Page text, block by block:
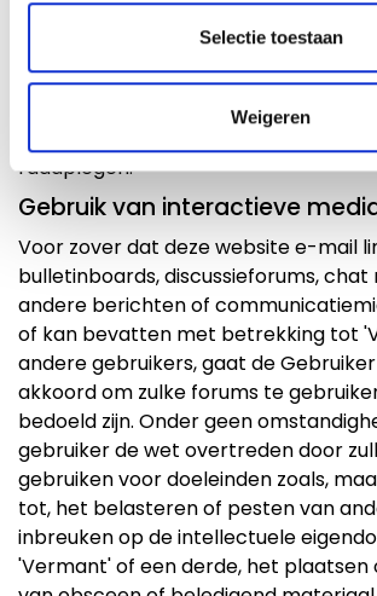
Selectie toestaan
Weigeren
Gebruiker behoudt 'Vermant' zich
naar eigen goeddunken de
van de website te ontzeggen of de
raadplegen.
Gebruik van interactieve
Voor zover dat deze website e-mail
bulletinboards, discussieforums, chat
andere berichten of
of kan bevatten met betrekking tot
andere gebruikers, gaat de
akkoord om zulke forums te
bedoeld zijn. Onder geen
gebruiker de wet overtreden door
gebruiken voor doeleinden zoals,
tot, het belasteren of pesten van
inbreuken op de intellectuele
'Vermant' of een derde, het plaatsen